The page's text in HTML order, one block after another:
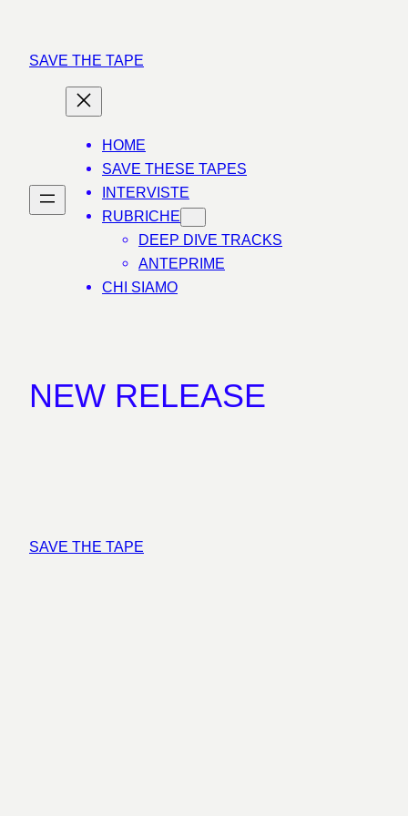
contenuto
SAVE THE TAPE
HOME
SAVE THESE TAPES
INTERVISTE
RUBRICHE
DEEP DIVE TRACKS
ANTEPRIME
CHI SIAMO
NEW RELEASE
SAVE THE TAPE